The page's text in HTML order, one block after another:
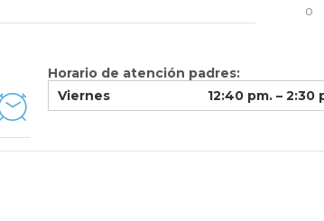
o
Horario de atención padres:
Viernes
12:40 pm. – 2:30